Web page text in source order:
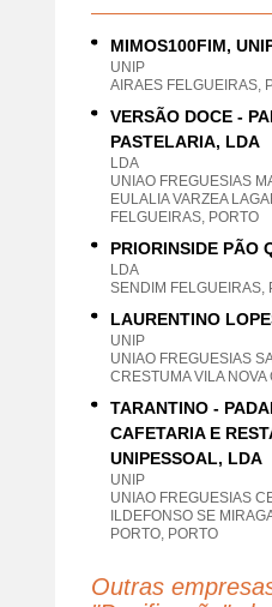
MIMOS100FIM,
UNIP
AIRAES FELGUEIRAS,
VERSÃO DOCE -
PASTELARIA, LDA
LDA
UNIAO FREGUESIAS
EULALIA VARZEA
FELGUEIRAS, PORTO
PRIORINSIDE PÃO
LDA
SENDIM FELGUEIRAS,
LAURENTINO
UNIP
UNIAO FREGUESIAS
CRESTUMA VILA NOVA
TARANTINO -
CAFETARIA E
UNIPESSOAL, LDA
UNIP
UNIAO FREGUESIAS
ILDEFONSO SE
PORTO, PORTO
Outras